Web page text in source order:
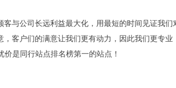
与公司长远利益最大化，用最短的时间见证我们
客户们的满意让我们更有动力，因此我们更专业
是同行站点排名榜第一的站点！